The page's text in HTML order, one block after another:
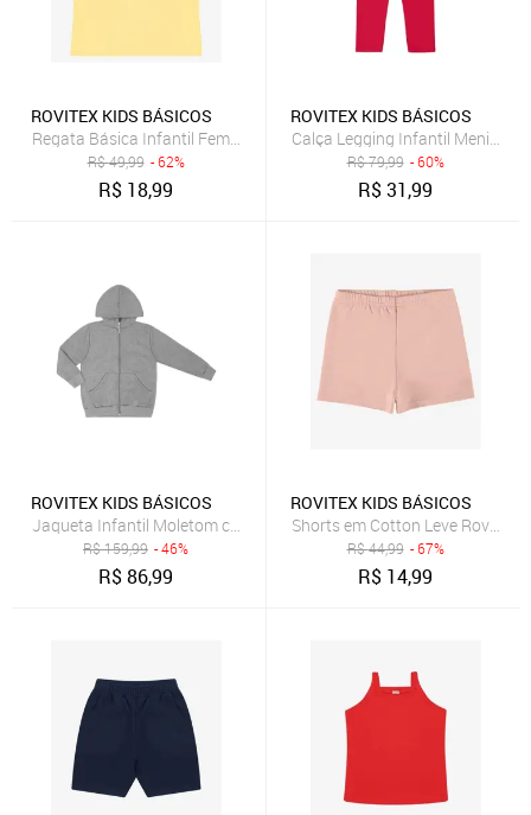
ROVITEX KIDS BÁSICOS
Regata Básica Infantil Feminina Rovi Kids Amarelo
R$49,99 - 62%
R$ 18,99
ROVITEX KIDS BÁSICOS
Calça Legging Infantil Menina
R$79,99 - 60%
R$31,99
ROVITEX KIDS BÁSICOS
Jaqueta Infantil Moletom com Capuz Rovitex Kids Cinza
R$159,99 - 46%
R$86,99
ROVITEX KIDS BÁSICOS
Shorts em Cotton Leve Rovi
R$44,99 - 67%
R$ 14,99